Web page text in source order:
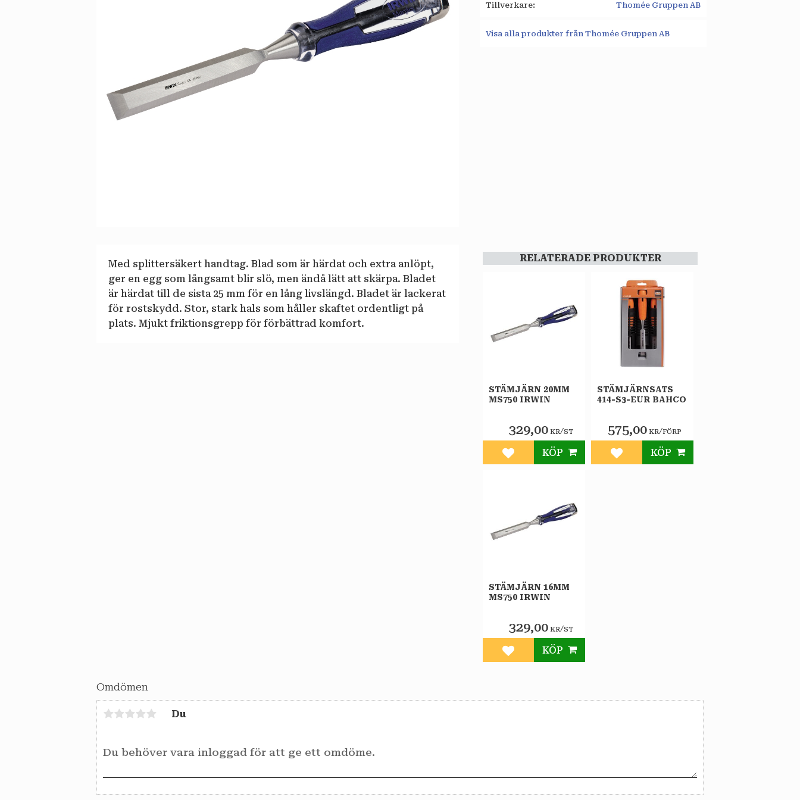
Tillverkare
Thomée Gruppen AB
Visa alla produkter från Thomée Gruppen AB
Med splittersäkert handtag. Blad som är härdat och extra anlöpt,
ger en egg som långsamt blir slö, men ändå lätt att skärpa. Bladet
är härdat till de sista 25 mm för en lång livslängd. Bladet är lackerat
för rostskydd. Stor, stark hals som håller skaftet ordentligt på
plats. Mjukt friktionsgrepp för förbättrad komfort.
Omdömen
Du
RELATERADE PRODUKTER
STÄMJÄRN 20MM
MS750 IRWIN
329,00KR/ST
Lägg till i favoriter
KÖP
STÄMJÄRNSATS
414-S3-EUR BAHCO
575,00KR/FÖRP
Lägg till i favoriter
KÖP
STÄMJÄRN 16MM
MS750 IRWIN
329,00KR/ST
Lägg till i favoriter
KÖP